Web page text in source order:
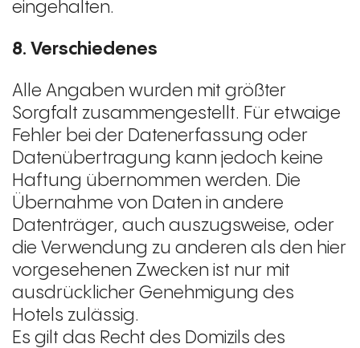
eingehalten.
8. Verschiedenes
Alle Angaben wurden mit größter
Sorgfalt zusammengestellt. Für etwaige
Fehler bei der Datenerfassung oder
Datenübertragung kann jedoch keine
Haftung übernommen werden. Die
Übernahme von Daten in andere
Datenträger, auch auszugsweise, oder
die Verwendung zu anderen als den hier
vorgesehenen Zwecken ist nur mit
ausdrücklicher Genehmigung des
Hotels zulässig.
Es gilt das Recht des Domizils des